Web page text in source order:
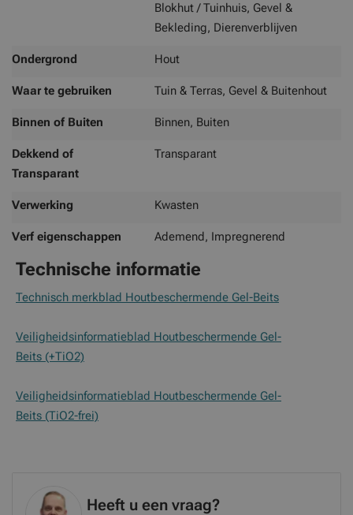
Blokhut / Tuinhuis, Gevel &
Bekleding, Dierenverblijven
Ondergrond Hout
Waar te gebruiken Tuin & Terras, Gevel & Buitenhout
Binnen of Buiten Binnen, Buiten
Dekkend of
Transparant
Transparant
Verwerking Kwasten
Verf eigenschappen Ademend, Impregnerend
Technische informatie
Technisch merkblad Houtbeschermende Gel-Beits
Veiligheidsinformatieblad Houtbeschermende Gel-
Beits (+TiO2)
Veiligheidsinformatieblad Houtbeschermende Gel-
Beits (TiO2-frei)
Heeft u een vraag?